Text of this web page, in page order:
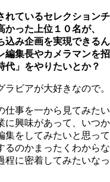
ているセレクションチ
った上位１０名が、
込み企画を実現できるん
編集長やカメラマンを招
代」をやりたいとか？
ビアが大好きなので。
仕事を一から見てみたい
に興味があって、いつか
集をしてみたいと思って
るのかまったくわからな
程に密着してみたいなっ